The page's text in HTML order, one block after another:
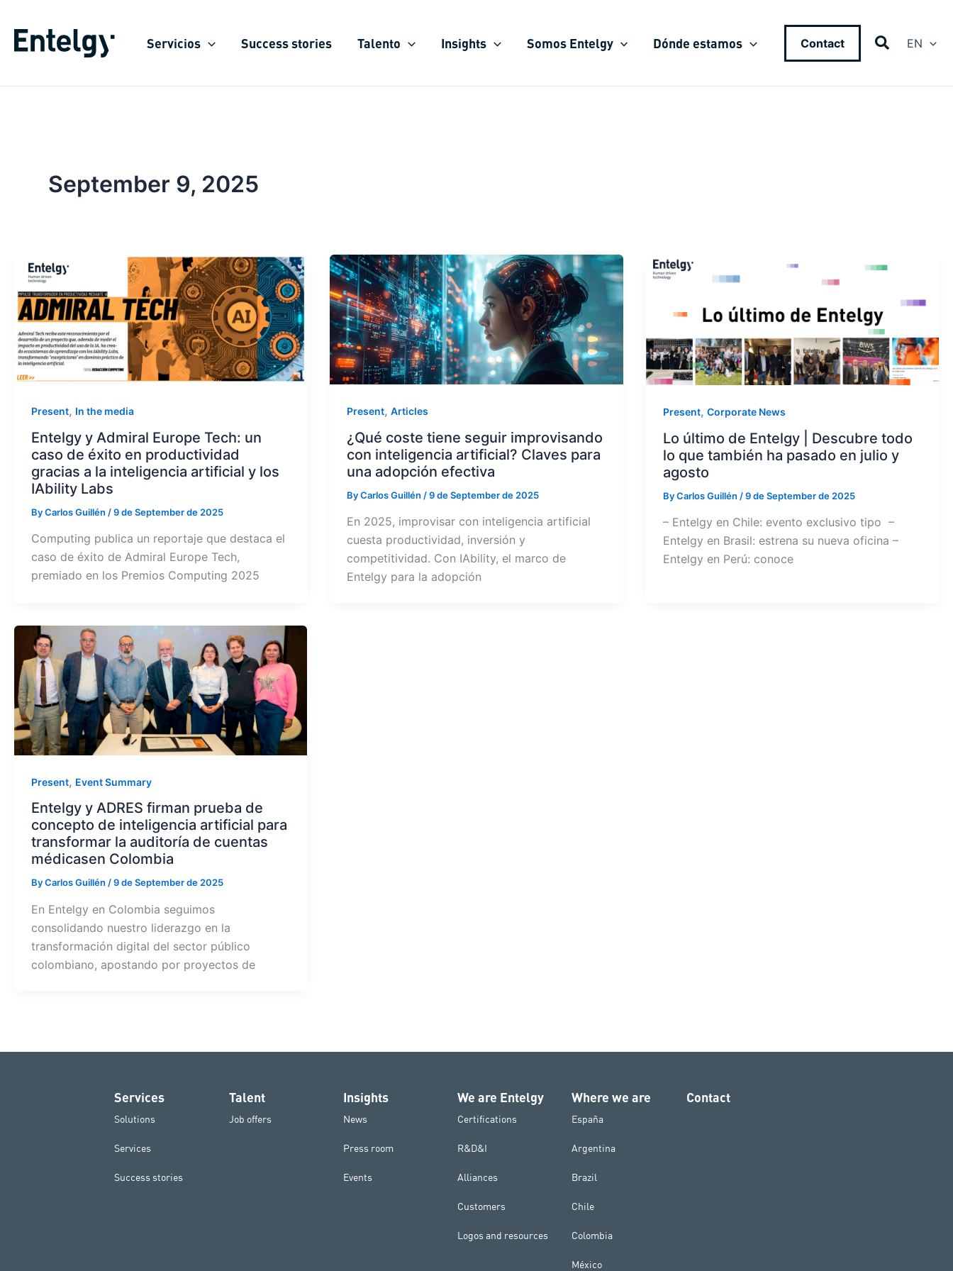
content
Servicios Success stories Talento Insights Somos Entelgy Dónde estamos Contact EN
September 9, 2025
Present, In the media
Entelgy y Admiral Europe Tech: un
caso de éxito en productividad
gracias a la inteligencia artificial y los
IAbility Labs
ByCarlos Guillén /9 de September de 2025
Computing publica un reportaje que destaca el
caso de éxito de Admiral Europe Tech,
premiado en los Premios Computing 2025
Present,Articles
¿Qué coste tiene seguir improvisando
con inteligencia artificial? Claves para
una adopción efectiva
ByCarlos Guillén /9 de September de 2025
En 2025, improvisar con inteligencia artificial
cuesta productividad, inversión y
competitividad. Con IAbility, el marco de
Entelgy para la adopción
Present, Corporate News
Lo último de Entelgy | Descubre todo
lo que también ha pasado en julio y
agosto
ByCarlos Guillén /9 de September de 2025
– Entelgy en Chile: evento exclusivo tipo –
Entelgy en Brasil: estrena su nueva oficina –
Entelgy en Perú: conoce
Present, Event Summary
Entelgy y ADRES firman prueba de
concepto de inteligencia artificial para
transformar la auditoría de cuentas
médicasen Colombia
ByCarlos Guillén /9 de September de 2025
En Entelgy en Colombia seguimos
consolidando nuestro liderazgo en la
transformación digital del sector público
colombiano, apostando por proyectos de
Services
Solutions
Services
Success stories
Talent
Job offers
Insights
News
Press room
Events
We are Entelgy
Certifications
R&D&I
Alliances
Customers
Logos and resources
Where we are
España
Argentina
Brazil
Chile
Colombia
México
Contact